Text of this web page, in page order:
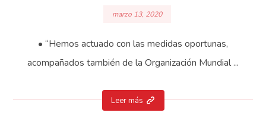
marzo 13, 2020
• “Hemos actuado con las medidas oportunas,
acompañados también de la Organización Mundial ...
Leer más